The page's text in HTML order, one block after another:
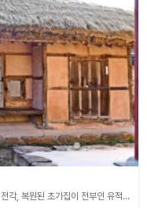
조광조 유배지는 화순군 능주면에 있으며 작은 비각과 전각, 복원된 초가집이 전부인 유적지이지만 조선 중기 이상적인 개혁 정치를 꿈꾸었던 젊은 정치인의 노력과 37세 짧은 생의 마지막을 담고 있는 뜻깊은 땅이다. 조선 중종 때의 개혁 공신 조광조의 유배지와 그의 죽음을 안타깝게 여긴 사람들의 마음을 담은 붉은빛 글씨가 선명한 비석은 ‘정암 조선생 적려 유허 추모비’라는 글씨가 새겨져 있다. 중종반정으로 연산군을 폐하고 왕위에 오른 중종을 도와 유교 정치의